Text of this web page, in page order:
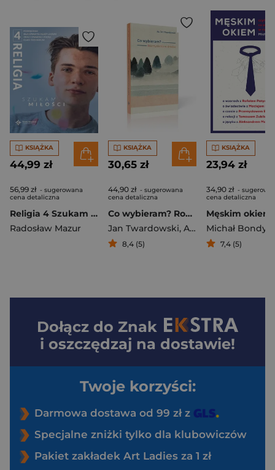
KSIĄŻKA
44,99 zł
56,99 zł - sugerowana
cena detaliczna
Religia 4 Szukam miłości Podręcznik Liceum technikum
Radosław Mazur
KSIĄŻKA
30,65 zł
44,90 zł - sugerowana
cena detaliczna
Co wybieram? Rozmyślania w drodze
Jan Twardowski, Aleksandra Iwanowska
8,4 (5)
KSIĄŻKA
23,94 zł
34,90 zł -
cena detaliczna
Męskim okiem
Michał Bondyra
7,4 (5)
Dołącz do Znak
i oszczędzaj na dostawie!
Twoje korzyści:
Darmowa dostawa od 99 zł z
Specjalne zniżki tylko dla klubowiczów
Pakiet zakładek Art Ladies za 1 zł